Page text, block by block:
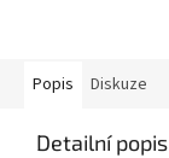
Popis Diskuze
Detailní